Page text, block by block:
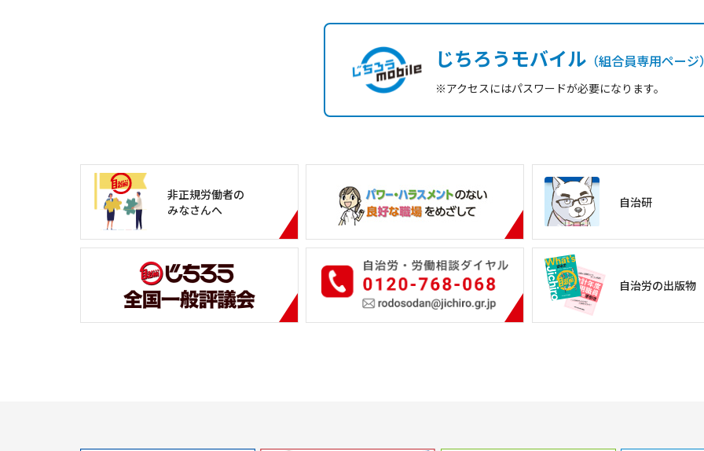
じちろうモバイル（組合員専用ページ
※アクセスにはパスワードが必要になります。
非正規労働者の
みなさんへ
自治研
自治労の出版物